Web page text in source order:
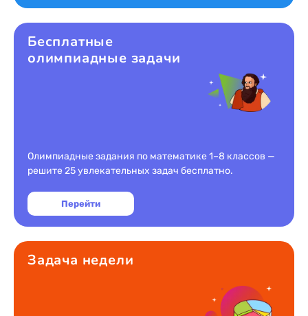
Бесплатные
олимпиадные задачи
Олимпиадные задания по математике 1–8 классов —
решите 25 увлекательных задач бесплатно.
Перейти
Задача недели